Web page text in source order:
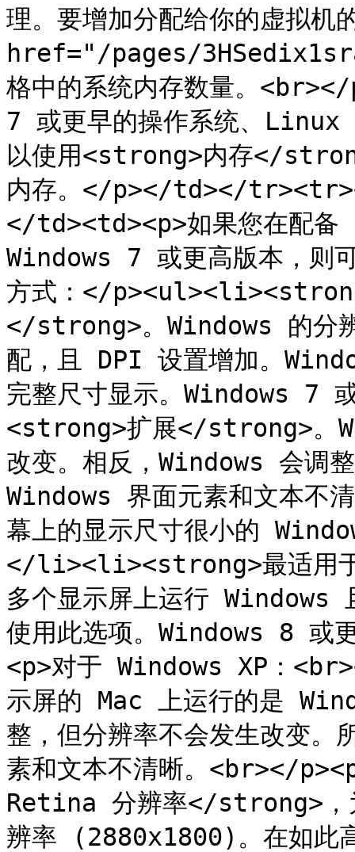
理。要增加分配给你的虚拟机
href="/pages/
格中的系统内存数量。
7 或更早的操作系统、Linux
以使用<strong>内存</
内存。</p></td></
</td><td><p>如果您在配
Windows 7 或更高版本，则
方式：</
</strong>。Windows 的分
配，且 DPI 设置增加。
完整尺寸显示。Windows 7
<strong>扩展</strong>。
改变。相反，Windows 会调
Windows 界面元素和文本不
幕上的显示尺寸很小的
</li><li><strong>最适用于
多个显示屏上运行
使用此选项。Windows 8
<p>对于 Windows XP：
示屏的 Mac 上运行的是
整，但分辨率不会发生改变
素和文本不清晰。<br></
Retina 分辨率</strong>
辨率 (2880x1800)。在如此